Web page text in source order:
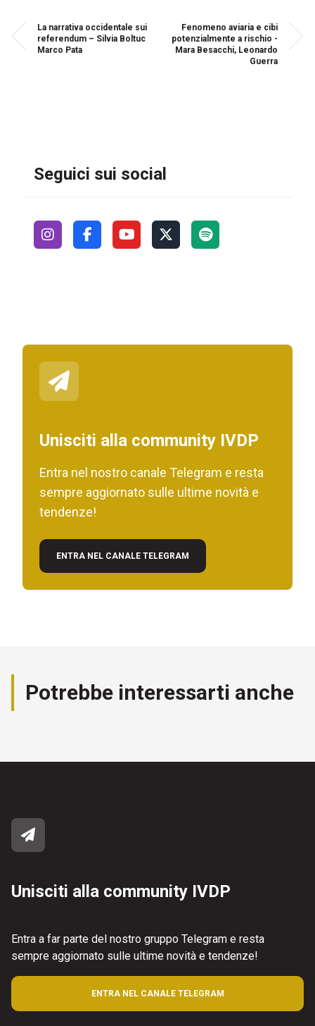
La narrativa occidentale sui
referendum – Silvia Boltuc
Marco Pata
Fenomeno aviaria e cibi
potenzialmente a rischio -
Mara Besacchi, Leonardo
Guerra
Seguici sui social
Unisciti alla community IVDP
Entra nel nostro canale Telegram e resta
sempre aggiornato sulle ultime novità e
tendenze!
ENTRA NEL CANALE TELEGRAM
Potrebbe interessarti anche
Unisciti alla community IVDP
Entra a far parte del nostro gruppo Telegram e resta
sempre aggiornato sulle ultime novità e tendenze!
ENTRA NEL CANALE TELEGRAM